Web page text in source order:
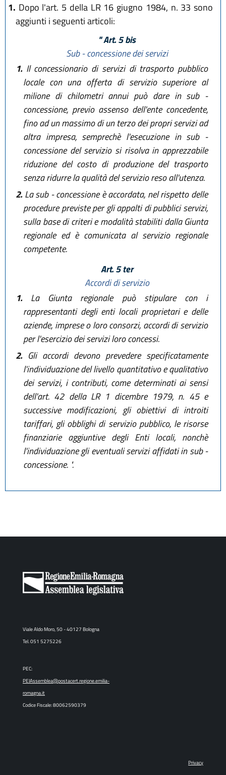
1. Dopo l'art. 5 della LR 16 giugno 1984, n. 33 sono
aggiunti i seguenti articoli:
" Art. 5 bis
Sub - concessione dei servizi
1.Il concessionario di servizi di trasporto pubblico
locale con una offerta di servizio superiore al
milione di chilometri annui può dare in sub -
concessione, previo assenso dell'ente concedente,
fino ad un massimo di un terzo dei propri servizi ad
altra impresa, semprechè l'esecuzione in sub -
concessione del servizio si risolva in apprezzabile
riduzione del costo di produzione del trasporto
senza ridurre la qualità del servizio reso all'utenza.
2.La sub - concessione è accordata, nel rispetto delle
procedure previste per gli appalti di pubblici servizi,
sulla base di criteri e modalità stabiliti dalla Giunta
regionale ed è comunicata al servizio regionale
competente.
Art. 5 ter
Accordi di servizio
1. La Giunta regionale può stipulare con i
rappresentanti degli enti locali proprietari e delle
aziende, imprese o loro consorzi, accordi di servizio
per l'esercizio dei servizi loro concessi.
2.Gli accordi devono prevedere specificatamente
l'individuazione del livello quantitativo e qualitativo
dei servizi, i contributi, come determinati ai sensi
dell'art. 42 della LR 1 dicembre 1979, n. 45 e
successive modificazioni, gli obiettivi di introiti
tariffari, gli obblighi di servizio pubblico, le risorse
finanziarie aggiuntive degli Enti locali, nonchè
l'individuazione gli eventuali servizi affidati in sub -
concessione. ".
Viale Aldo Moro, 50 - 40127 Bologna
Tel. 051 5275226
PEC:
PEIAssemblea@postacert.regione.emilia-
romagna.it
Codice Fiscale: 80062590379
Privacy